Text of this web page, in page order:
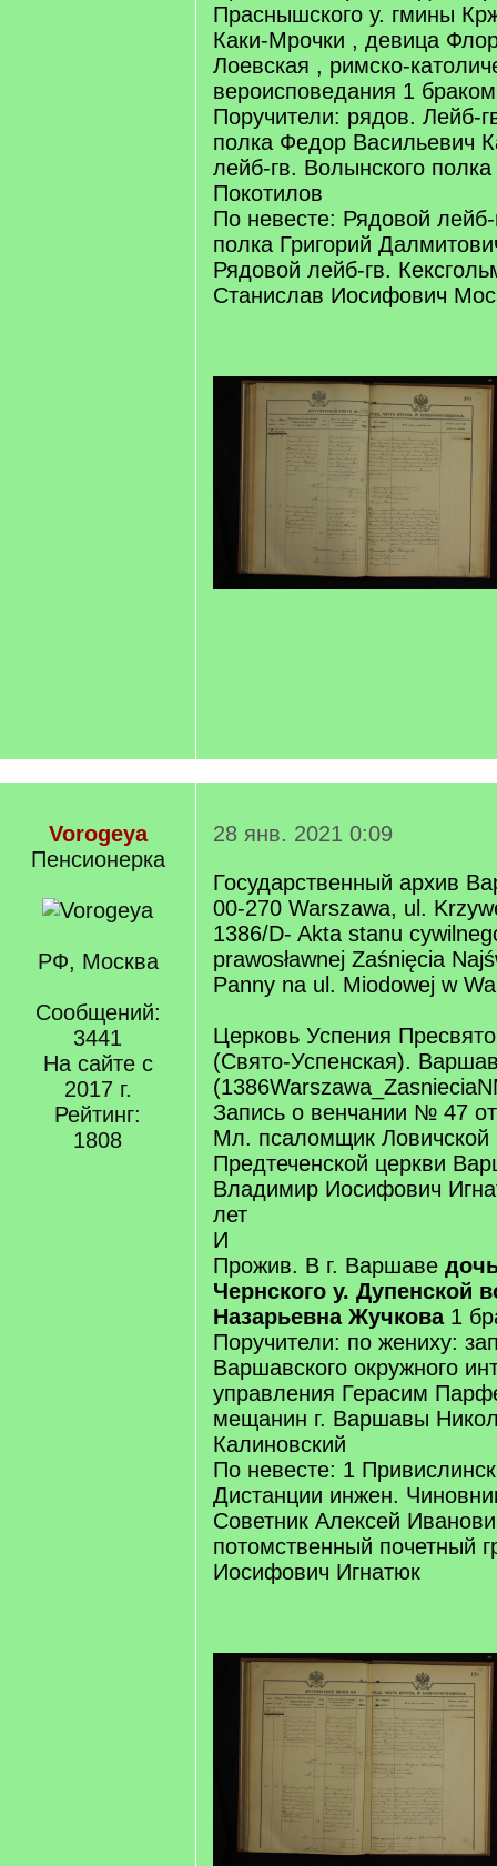
Праснышского у. гмины
Каки-Мрочки , девица
Лоевская , римско-
вероисповедания 1
Поручители: рядов. Лейб-
полка Федор Васильевич
лейб-гв. Волынского
Покотилов
По невесте: Рядовой
полка Григорий
Рядовой лейб-гв.
Станислав Иосифович
Vorogeya
Пенсионерка
РФ, Москва
Сообщений:
3441
На сайте с
2017 г.
Рейтинг:
1808
28 янв. 2021 0:09
Государственный архив
00-270 Warszawa, ul.
1386/D- Akta stanu
prawosławnej Zaśnięcia
Panny na ul. Miodowej w
Церковь Успения
(Свято-Успенская).
Запись о венчании № 47
Мл. псаломщик Ловичской
Предтеченской церкви
Владимир Иосифович
лет
И
Прожив. В г. Варшаве
Чернского у. Дупенской
Назарьевна Жучкова1
Поручители: по жениху:
Варшавского окружного
управления Герасим
мещанин г. Варшавы
Калиновский
По невесте: 1
Дистанции инжен.
Советник Алексей
потомственный почетный
Иосифович Игнатюк